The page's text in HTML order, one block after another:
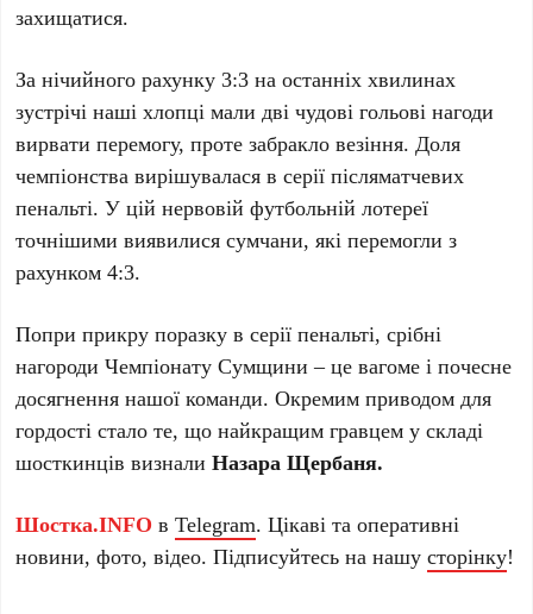
захищатися.
За нічийного рахунку 3:3 на останніх хвилинах
зустрічі наші хлопці мали дві чудові гольові нагоди
вирвати перемогу, проте забракло везіння. Доля
чемпіонства вирішувалася в серії післяматчевих
пенальті. У цій нервовій футбольній лотереї
точнішими виявилися сумчани, які перемогли з
рахунком 4:3.
Попри прикру поразку в серії пенальті, срібні
нагороди Чемпіонату Сумщини – це вагоме і почесне
досягнення нашої команди. Окремим приводом для
гордості стало те, що найкращим гравцем у складі
шосткинців визналиНазара Щербаня.
Шостка.INFO вTelegram. Цікаві та оперативні
новини, фото, відео. Підписуйтесь на нашусторінку!